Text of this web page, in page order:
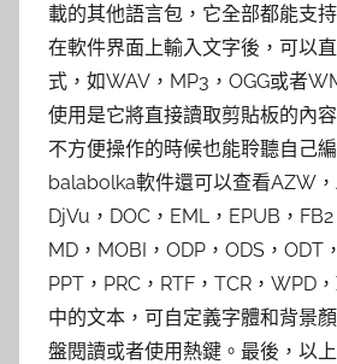
載的其他語言包，它全部都能支
在軟件界面上輸入文字後，可以
式，如WAV，MP3，OGG或者
使用是它將直接讀取剪貼板的內
不方便操作的時候也能聆聽自己
balabolka軟件還可以查看AZW
DjVu，DOC，EML，EPUB，FB2
MD，MOBI，ODP，ODS，ODT
PPT，PRC，RTF，TCR，WPD
中的文本，可自定義字體和背景
盤閱讀或者使用熱鍵。最後，以